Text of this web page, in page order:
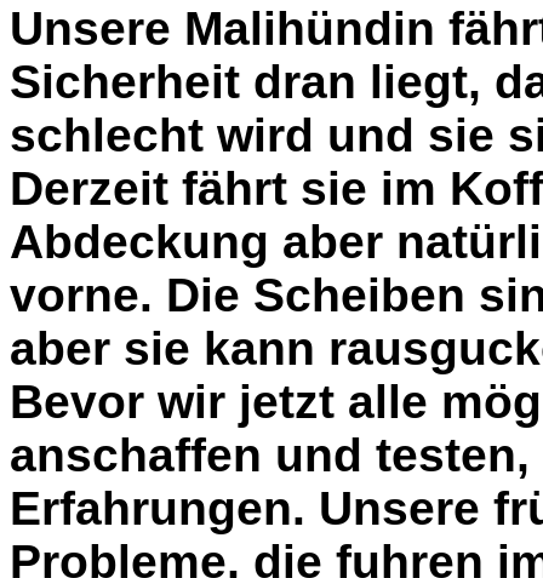
Unsere Malihündin
Sicherheit dran liegt,
schlecht wird und sie
Derzeit fährt sie im
Abdeckung aber
vorne. Die Scheiben
aber sie kann
Bevor wir jetzt alle
anschaffen und
Erfahrungen. Unsere
Probleme, die fuhren